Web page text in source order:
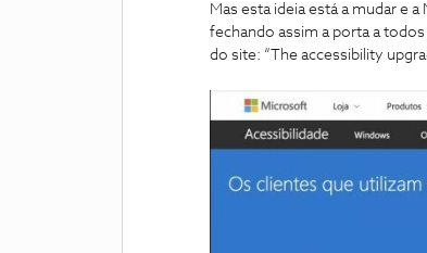
Mas esta ideia está a mudar e
fechando assim a porta a
do site: “The accessibility